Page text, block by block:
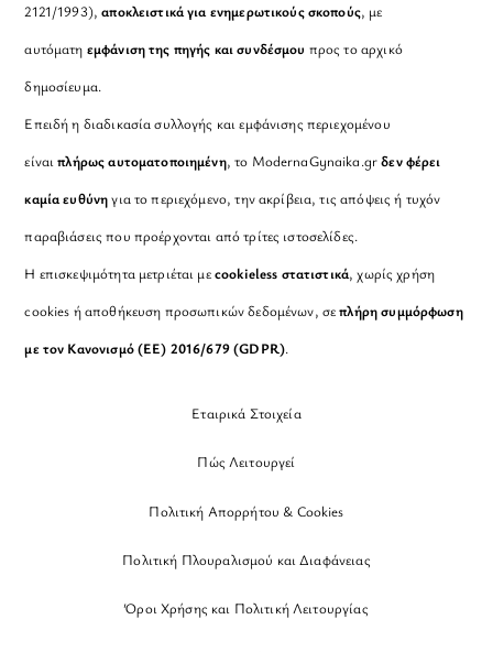
2121/1993), αποκλειστικά για ενημερωτικούς σκοπούς, με
αυτόματη εμφάνιση της πηγής και συνδέσμου προς το αρχικό
δημοσίευμα.
Επειδή η διαδικασία συλλογής και εμφάνισης περιεχομένου
είναιπλήρως αυτοματοποιημένη, το ModernaGynaika.grδεν φέρει
καμία ευθύνηγια το περιεχόμενο, την ακρίβεια, τις απόψεις ή τυχόν
παραβιάσεις που προέρχονται από τρίτες ιστοσελίδες.
Η επισκεψιμότητα μετριέται μεcookieless στατιστικά, χωρίς χρήση
cookies ή αποθήκευση προσωπικών δεδομένων, σεπλήρη συμμόρφωση
με τον Κανονισμό (ΕΕ) 2016/679 (GDPR).
Εταιρικά Στοιχεία
Πώς Λειτουργεί
Πολιτική Απορρήτου & Cookies
Πολιτική Πλουραλισμού και Διαφάνειας
Όροι Χρήσης και Πολιτική Λειτουργίας